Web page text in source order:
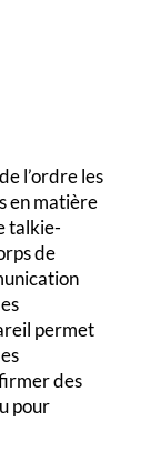
l’ordre les
en matière
talkie-
de
permet
des
pour